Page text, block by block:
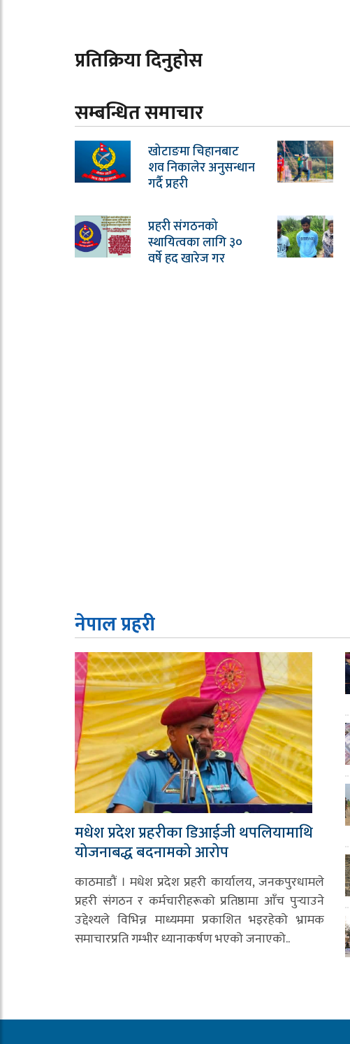
प्रतिक्रिया दिनुहोस
सम्बन्धित समाचार
खोटाङमा चिहानबाट
शव निकालेर अनुसन्धान
गर्दै प्रहरी
प्रहरी संगठनको
स्थायित्वका लागि ३०
वर्षे हद खारेज गर
नेपाल प्रहरी
मधेश प्रदेश प्रहरीका डिआईजी थपलियामाथि
योजनाबद्ध बदनामको आरोप
काठमाडौं । मधेश प्रदेश प्रहरी कार्यालय, जनकपुरधामले
प्रहरी संगठन र कर्मचारीहरूको प्रतिष्ठामा आँच पुर्‍याउने
उद्देश्यले विभिन्न माध्यममा प्रकाशित भइरहेको भ्रामक
समाचारप्रति गम्भीर ध्यानाकर्षण भएको जनाएको..